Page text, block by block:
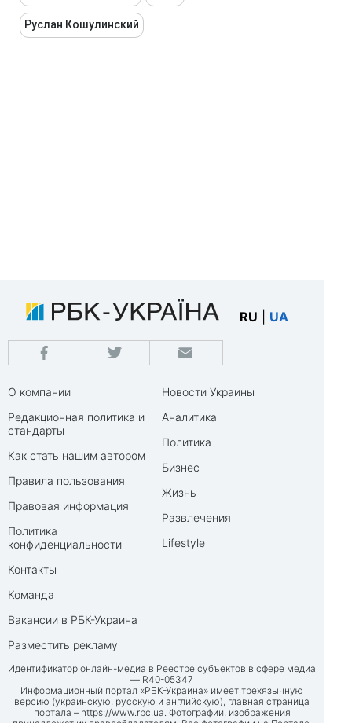
Руслан Кошулинский
RU UA
О компании
Редакционная политика и
стандарты
Как стать нашим автором
Правила пользования
Правовая информация
Политика
конфиденциальности
Контакты
Команда
Вакансии в РБК-Украина
Разместить рекламу
Новости Украины
Аналитика
Политика
Бизнес
Жизнь
Развлечения
Lifestyle
Идентификатор онлайн-медиа в Реестре субъектов в сфере медиа
— R40-05347
Информационный портал «РБК-Украина» имеет трехязычную
версию (украинскую, русскую и английскую), главная страница
портала – https://www.rbc.ua. Фотографии, изображения